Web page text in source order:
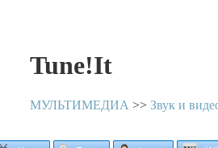
Tune!It
МУЛЬТИМЕДИА >> Звук и